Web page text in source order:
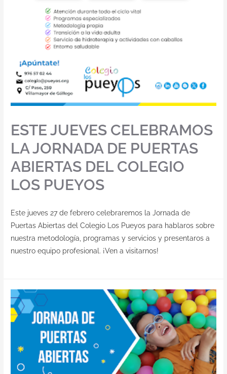
ESTE JUEVES CELEBRAMOS
LA JORNADA DE PUERTAS
ABIERTAS DEL COLEGIO
LOS PUEYOS
Este jueves 27 de febrero celebraremos la Jornada de
Puertas Abiertas del Colegio Los Pueyos para hablaros sobre
nuestra metodología, programas y servicios y presentaros a
nuestro equipo profesional. ¡Ven a visitarnos!